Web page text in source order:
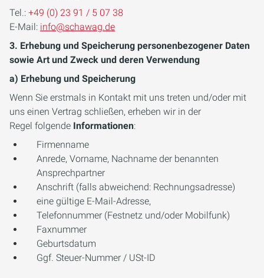
Tel.: +49 (0) 23 91 / 5 07 38
E-Mail: info@schawag.de
3. Erhebung und Speicherung personenbezogener Daten
sowie Art und Zweck und deren Verwendung
a) Erhebung und Speicherung
Wenn Sie erstmals in Kontakt mit uns treten und/oder mit
uns einen Vertrag schließen, erheben wir in der
Regel folgende Informationen:
Firmenname
Anrede, Vorname, Nachname der benannten
Ansprechpartner
Anschrift (falls abweichend: Rechnungsadresse)
eine gültige E-Mail-Adresse,
Telefonnummer (Festnetz und/oder Mobilfunk)
Faxnummer
Geburtsdatum
Ggf. Steuer-Nummer / USt-ID